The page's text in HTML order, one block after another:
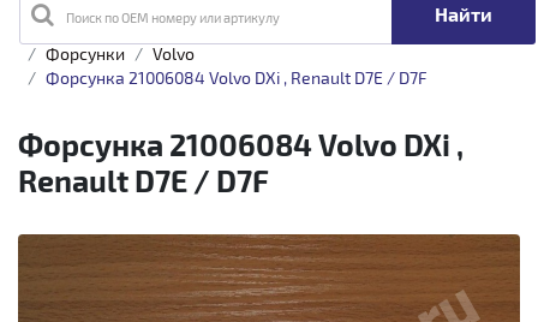
Поиск по OEM номеру или артикулу
Главная Каталог товаров
Топливная аппаратура
Форсунки
Volvo
Форсунка 21006084 Volvo DXi , Renault D7E / D7F
Форсунка 21006084 Volvo DXi ,
Renault D7E / D7F